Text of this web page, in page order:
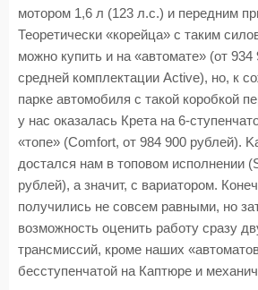
мотором 1,6 л (123 л.с.) и передним
Теоретически «корейца» с таким
можно купить и на «автомате» (от 934
средней комплектации Active), но, к
парке автомобиля с такой коробкой
у нас оказалась Крета на 6-
«топе» (Comfort, от 984 900 рублей).
достался нам в топовом исполнении
рублей), а значит, с вариатором.
получились не совсем равными, но
возможность оценить работу сразу
трансмиссий, кроме наших
бесступенчатой на Каптюре и